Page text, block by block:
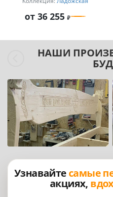
от 36 255
НАШИ
Узнавайте самые
акциях,